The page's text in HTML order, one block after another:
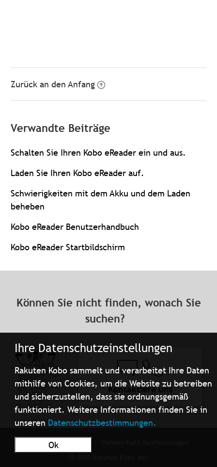
Ihre Datenschutzeinstellungen
Rakuten Kobo sammelt und verarbeitet Ihre Daten
mithilfe von Cookies, um die Website zu betreiben
und sicherzustellen, dass sie ordnungsgemäß
funktioniert. Weitere Informationen finden Sie in
unseren Datenschutzbestimmungen.
Ok
Zurück an den Anfang
Verwandte Beiträge
Schalten Sie Ihren Kobo eReader ein und aus.
Laden Sie Ihren Kobo eReader auf.
Schwierigkeiten mit dem Akku und dem Laden
beheben
Kobo eReader Benutzerhandbuch
Kobo eReader Startbildschirm
Können Sie nicht finden, wonach Sie
suchen?
Kontaktiere uns
Nutzungsbedingungen